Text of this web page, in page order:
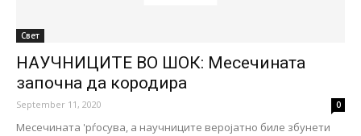
Свет
НАУЧНИЦИTE ВО ШОК: Месечината
започна да кородира
September 11, 2020 0
Месечината 'рѓосува, а научниците веројатно биле збунети